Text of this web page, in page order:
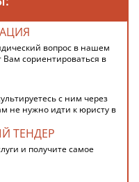
вопрос в нашем
сориентироваться в
с ним через
не нужно идти к юристу в
ТЕНДЕР
и получите самое